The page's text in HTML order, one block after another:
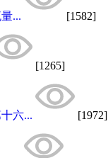
... [1582]
[1265]
六... [1972]